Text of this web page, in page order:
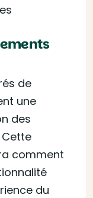
de
une
des
comment
du